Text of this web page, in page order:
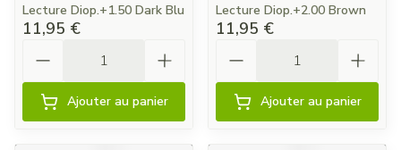
Lecture Diop.+1.50 Dark Blu
11,95 €
Ajouter au panier
Lecture Diop.+2.00 Brown
11,95 €
Ajouter au panier